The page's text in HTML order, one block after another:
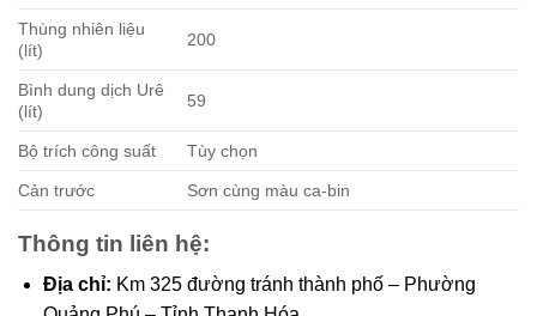
Thùng nhiên liệu
(lít)
200
Bình dung dịch Urê
(lít)
59
Bộ trích công suất Tùy chọn
Cản trước Sơn cùng màu ca-bin
Thông tin liên hệ:
Địa chỉ: Km 325 đường tránh thành phố – Phường